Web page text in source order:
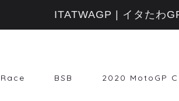
BSB 2020 MotoGP
ITATWAGP | イタたわ